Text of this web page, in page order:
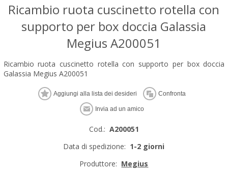
Ricambio ruota cuscinetto rotella con
supporto per box doccia Galassia
Megius A200051
Ricambio ruota cuscinetto rotella con supporto per box doccia
Galassia Megius A200051
Cod.: A200051
Data di spedizione: 1-2 giorni
Produttore: Megius